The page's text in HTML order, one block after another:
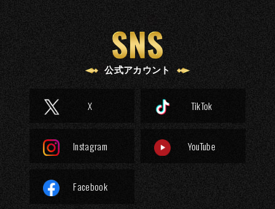
SNS
公式アカウント
X TikTok
Instagram YouTube
Facebook